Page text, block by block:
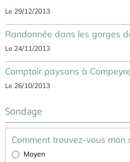
Le 29/12/2013
Randonnée dans les gorges
Le 24/11/2013
Comptoir paysans à
Le 26/10/2013
Sondage
Comment trouvez-vous mon
Moyen